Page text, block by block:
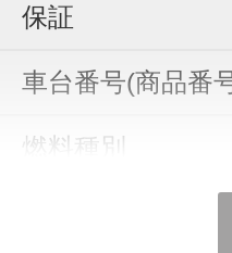
保証
車台番号(商品番
燃料種別